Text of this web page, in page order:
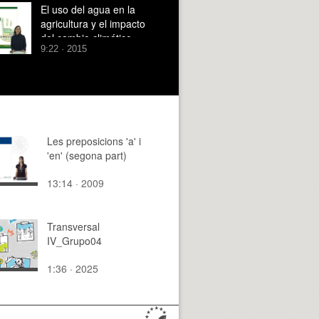
El uso del agua en la
agricultura y el impacto
del cambio climático.
9:22 · 2015
Les preposicions 'a' i
'en' (segona part)
13:14 · 2009
Transversal
IV_Grupo04
1:36 · 2025